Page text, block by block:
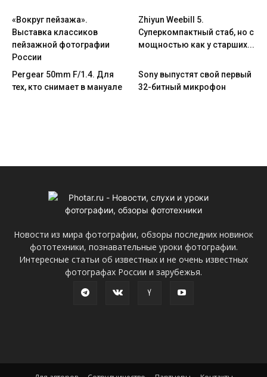
«Вокруг пейзажа».
Выставка классиков
пейзажной фотографии
России
Zhiyun Weebill 5.
Cуперкомпактный стаб, но с
мощностью как у старших...
Pergear 50mm F/1.4. Для
тех, кто снимает в мануале
Sony выпустят свой первый
32-битный микрофон
Новости из мира фотографии, обзоры последних новинок
фототехники, познавательные уроки фотографии.
Интересные статьи об известных и не очень известных
фотографах России и зарубежья.